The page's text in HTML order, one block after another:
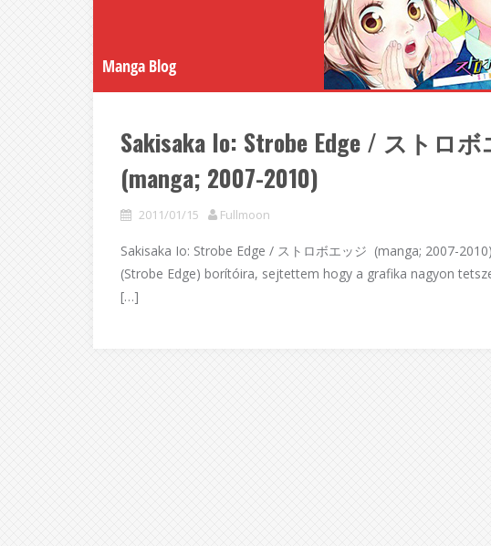
Manga Blog
Sakisaka Io: Strobe Edge / ストロ
(manga; 2007-2010)
2011/01/15 Fullmoon
Sakisaka Io: Strobe Edge / ストロボエッジ (manga; 2007-
(Strobe Edge) borítóira, sejtettem hogy a grafika nagyon
[…]